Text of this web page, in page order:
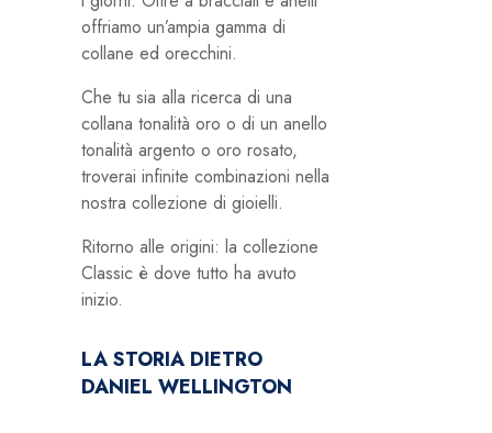
offriamo un’ampia gamma di
collane ed orecchini.
Che tu sia alla ricerca di una
collana tonalità oro o di un anello
tonalità argento o oro rosato,
troverai infinite combinazioni nella
nostra collezione di gioielli.
Ritorno alle origini: la collezione
Classic è dove tutto ha avuto
inizio.
LA STORIA DIETRO
DANIEL WELLINGTON